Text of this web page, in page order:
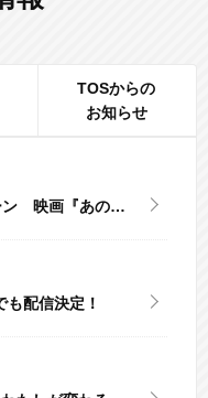
TOSからの
お知らせ
ン 映画『あの星
配信決定！